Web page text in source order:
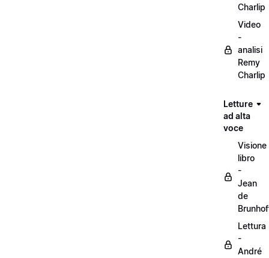
Charlip
Video
-
analisi
Remy
Charlip
Letture
ad alta
voce
Visione
libro
-
Jean
de
Lettura
-
André